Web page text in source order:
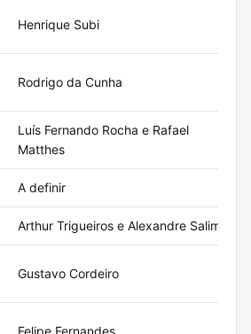
Henrique Subi
Rodrigo da Cunha
Luís Fernando Rocha e Rafael
Matthes
A definir
Arthur Trigueiros e Alexandre Salim
Gustavo Cordeiro
Felipe Fernandes